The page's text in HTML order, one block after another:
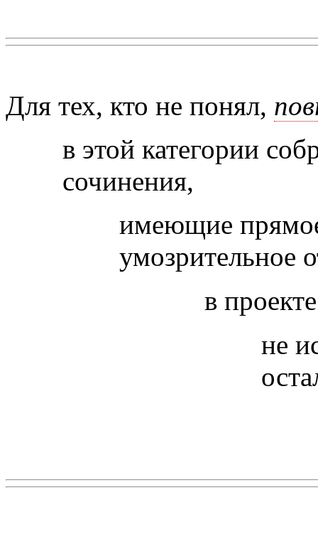
Для тех, кто не понял,
в этой категории
сочинения,
имеющие
умозрительное
в
не